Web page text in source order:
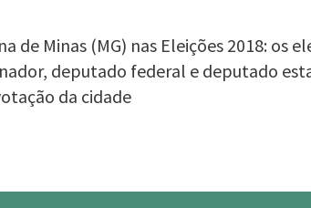
Minas (MG) nas Eleições 2018: os
deputado federal e deputado
da cidade